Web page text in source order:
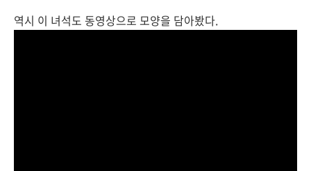
역시 이 녀석도 동영상으로 모양을 담아봤다.